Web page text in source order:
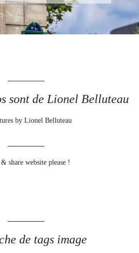
sont de Lionel Belluteau
by Lionel Belluteau
share website please !
de tags image